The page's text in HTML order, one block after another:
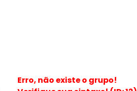
Erro, não existe o grupo!